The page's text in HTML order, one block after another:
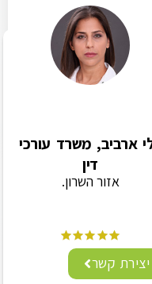
ארביב, משרד עורכי
דין
אזור השרון.
יצירת קשר